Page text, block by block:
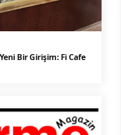
Bir Girişim: Fi Cafe